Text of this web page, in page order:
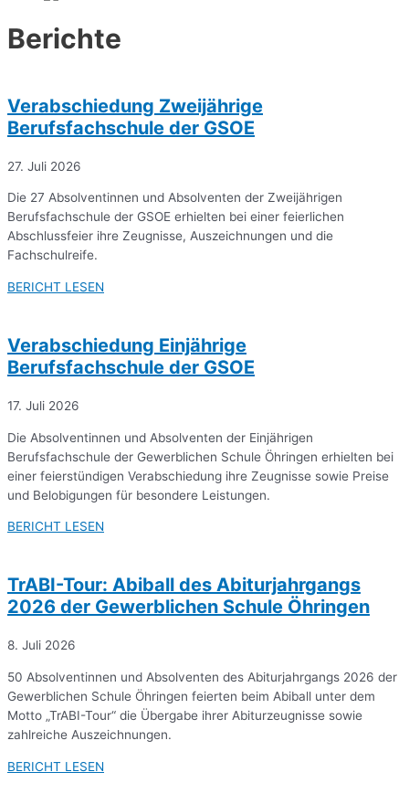
Berichte
Verabschiedung Zweijährige
Berufsfachschule der GSOE
27. Juli 2026
Die 27 Absolventinnen und Absolventen der Zweijährigen
Berufsfachschule der GSOE erhielten bei einer feierlichen
Abschlussfeier ihre Zeugnisse, Auszeichnungen und die
Fachschulreife.
BERICHT LESEN
Verabschiedung Einjährige
Berufsfachschule der GSOE
17. Juli 2026
Die Absolventinnen und Absolventen der Einjährigen
Berufsfachschule der Gewerblichen Schule Öhringen erhielten bei
einer feierstündigen Verabschiedung ihre Zeugnisse sowie Preise
und Belobigungen für besondere Leistungen.
BERICHT LESEN
TrABI-Tour: Abiball des Abiturjahrgangs
2026 der Gewerblichen Schule Öhringen
8. Juli 2026
50 Absolventinnen und Absolventen des Abiturjahrgangs 2026 der
Gewerblichen Schule Öhringen feierten beim Abiball unter dem
Motto „TrABI-Tour“ die Übergabe ihrer Abiturzeugnisse sowie
zahlreiche Auszeichnungen.
BERICHT LESEN